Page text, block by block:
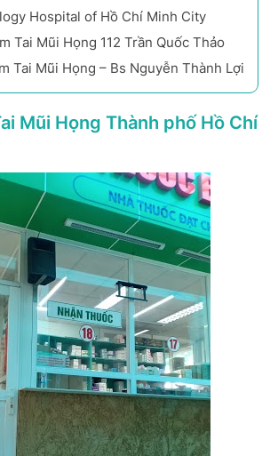
Hospital of Hồ Chí Minh City
Tai Mũi Họng 112 Trần Quốc Thảo
Tai Mũi Họng – Bs Nguyễn Thành Lợi
Mũi Họng Thành phố Hồ Chí